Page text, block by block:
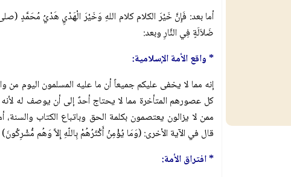
أما بعد: فَإِنَّ خَيْرَ الكلام كلام اللهِ وَخَيْرَ الْهَدْيِ هَدْيُ مُحَمَّدٍ
ضَلاَلَةٍ فِي النَّارِ وبعد:
* واقع الأمة الإسلامية:
إنه مما لا يخفى عليكم جميعاً أن ما عليه المسلمون اليوم
كل عصورهم المتأخرة مما لا يحتاج أحدٌ إلى أن يوصف له لأنه
قال في الآية الأخرى: (وَمَا يُؤْمِنُ أَكْثَرُهُمْ بِاللّهِ إِلاَّ وَهُم مُّشْرِكُونَ)
* افتراق الأمة: